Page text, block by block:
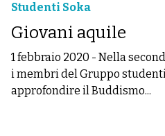
Studenti Soka
Giovani aquile
1 febbraio 2020 - Nella
i membri del Gruppo
approfondire il Buddismo...